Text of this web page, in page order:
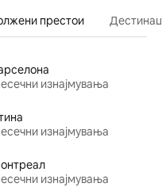
престои
изнајмувања
изнајмувања
изнајмувања